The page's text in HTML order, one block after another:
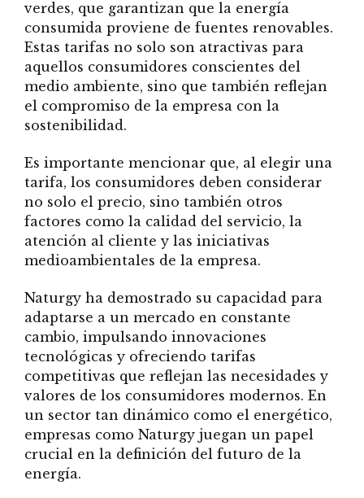
verdes, que garantizan que la energía
consumida proviene de fuentes renovables.
Estas tarifas no solo son atractivas para
aquellos consumidores conscientes del
medio ambiente, sino que también reflejan
el compromiso de la empresa con la
sostenibilidad.
Es importante mencionar que, al elegir una
tarifa, los consumidores deben considerar
no solo el precio, sino también otros
factores como la calidad del servicio, la
atención al cliente y las iniciativas
medioambientales de la empresa.
Naturgy ha demostrado su capacidad para
adaptarse a un mercado en constante
cambio, impulsando innovaciones
tecnológicas y ofreciendo tarifas
competitivas que reflejan las necesidades y
valores de los consumidores modernos. En
un sector tan dinámico como el energético,
empresas como Naturgy juegan un papel
crucial en la definición del futuro de la
energía.